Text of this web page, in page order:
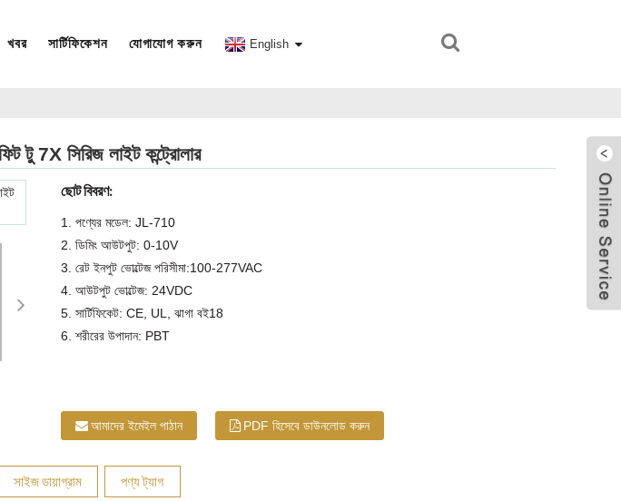
খবর সার্টিফিকেশন যোগাযোগ করুন English
7X সিরিজ লাইট কন্ট্রোলার
ছোট বিবরণ:
1. পণ্যের মডেল: JL-710
2. ডিমিং আউটপুট: 0-10V
3. রেট ইনপুট ভোল্টেজ পরিসীমা:100-277VAC
4. আউটপুট ভোল্টেজ: 24VDC
5. সার্টিফিকেট: CE, UL, ঝাগা বই18
6. শরীরের উপাদান: PBT
আমাদের ইমেইল পাঠান PDF হিসেবে ডাউনলোড করুন
সাইজ ডায়াগ্রাম পণ্য ট্যাগ